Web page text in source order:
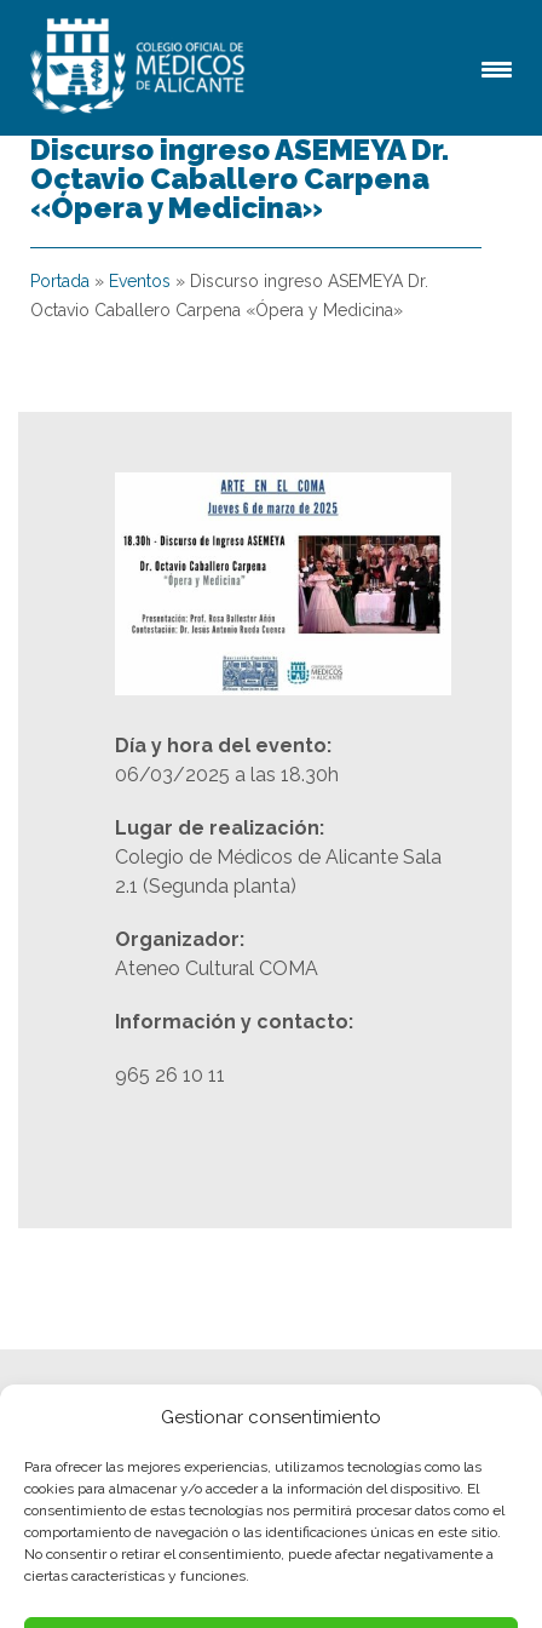
Gestionar consentimiento
Para ofrecer las mejores experiencias, utilizamos tecnologías como las
cookies para almacenar y/o acceder a la información del dispositivo. El
consentimiento de estas tecnologías nos permitirá procesar datos como el
comportamiento de navegación o las identificaciones únicas en este sitio.
No consentir o retirar el consentimiento, puede afectar negativamente a
ciertas características y funciones.
Discurso ingreso ASEMEYA Dr.
Octavio Caballero Carpena
«Ópera y Medicina»
Portada » Eventos » Discurso ingreso ASEMEYA Dr.
Octavio Caballero Carpena «Ópera y Medicina»
Día y hora del evento:
06/03/2025 a las 18.30h
Lugar de realización:
Colegio de Médicos de Alicante Sala
2.1 (Segunda planta)
Organizador:
Ateneo Cultural COMA
Información y contacto:
965 26 10 11